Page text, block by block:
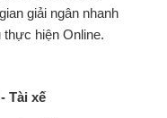
giải ngân nhanh
thực hiện Online.
Tài xế